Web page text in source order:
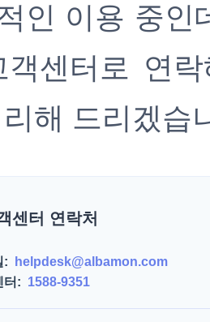
인 이용 중인
객센터로 연
해 드리겠습
센터 연락처
:
helpdesk@albamon.com
터: 1588-9351